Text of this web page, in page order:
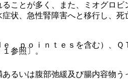
参照〕。
ことが多く、また、ミオグロ
状、急性腎障害へと移行し、死
ｐｏｉｎｔｅｓを含む）、Ｑ
るいは腹部弛緩及び腸内容物